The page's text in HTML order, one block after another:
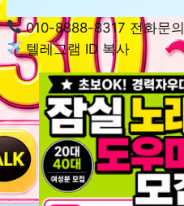
010-8888-8317 전화문의
텔레그램 ID 복사